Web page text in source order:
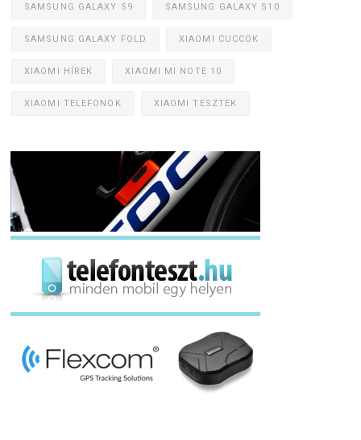
SAMSUNG GALAXY S9 SAMSUNG GALAXY S10
SAMSUNG GALAXY FOLD XIAOMI CUCCOK
XIAOMI HÍREK XIAOMI MI NOTE 10
XIAOMI TELEFONOK XIAOMI TESZTEK